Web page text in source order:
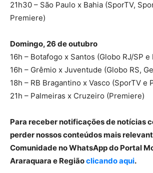
21h30 – São Paulo x Bahia (SporTV,
Premiere)
Domingo, 26 de outubro
16h – Botafogo x Santos (Globo RJ/SP
16h – Grêmio x Juventude (Globo RS,
18h – RB Bragantino x Vasco (SporTV e
21h – Palmeiras x Cruzeiro (Premiere)
Para receber notificações de notícias
perder nossos conteúdos mais
Comunidade no WhatsApp do Portal
Araraquara e Regiãoclicando aqui.